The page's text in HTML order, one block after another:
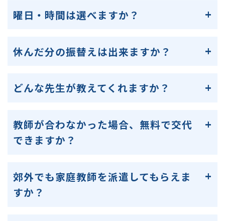
曜日・時間は選べますか？
休んだ分の振替えは出来ますか？
どんな先生が教えてくれますか？
教師が合わなかった場合、無料で交代
できますか？
郊外でも家庭教師を派遣してもらえま
すか？